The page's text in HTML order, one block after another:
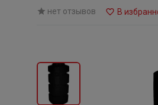
нет отзывов В